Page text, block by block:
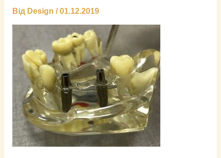
Від Design /01.12.2019